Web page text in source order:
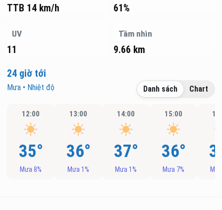
TTB 14 km/h 61%
UV
11
Tầm nhìn
9.66 km
24 giờ tới
Mưa • Nhiệt độ Danh sách Chart
12:00
35°
Mưa 8%
13:00
36°
Mưa 1%
14:00
37°
Mưa 1%
15:00
36°
Mưa 7%